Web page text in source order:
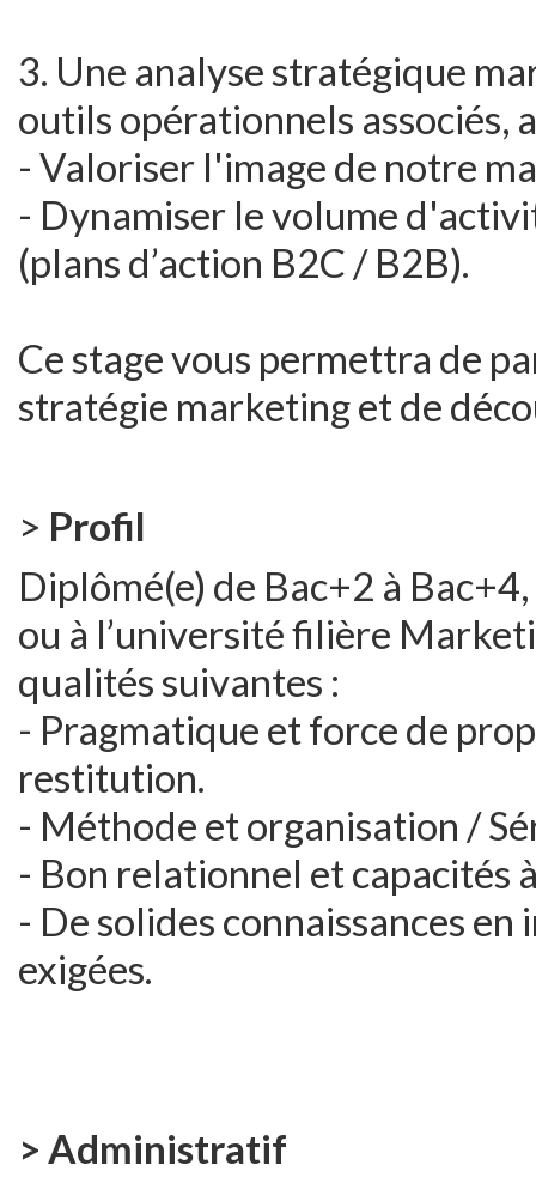
3. Une analyse stratégique
outils opérationnels associés,
- Valoriser l'image de notre
- Dynamiser le volume
(plans d’action B2C / B2B).
Ce stage vous permettra de
stratégie marketing et de
> Profil
Diplômé(e) de Bac+2 à
ou à l’université filière
qualités suivantes :
- Pragmatique et force de
restitution.
- Méthode et organisation /
- Bon relationnel et capacités
- De solides connaissances
exigées.
> Administratif